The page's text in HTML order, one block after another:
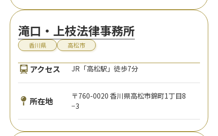
滝口・上枝法律事務所
香川県 高松市
アクセス JR「高松駅」徒歩7分
所在地
〒760-0020 香川県高松市錦町1丁目8
−3